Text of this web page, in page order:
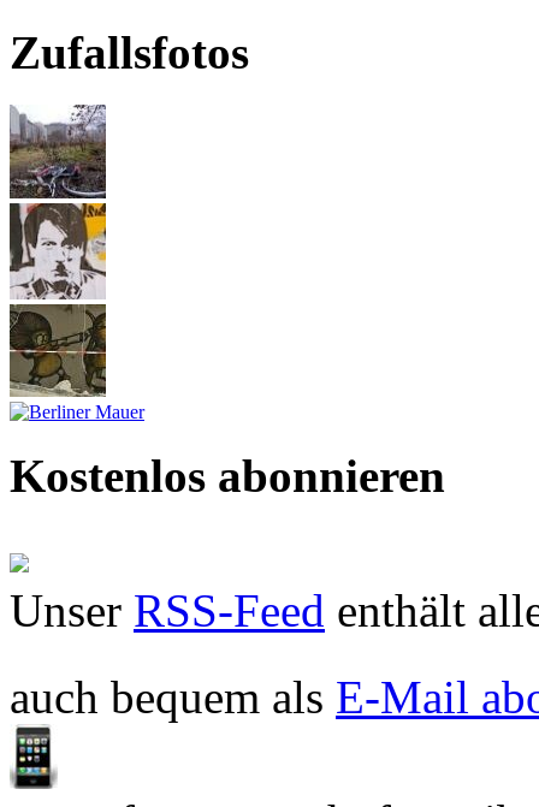
Zufallsfotos
Kostenlos abonnieren
Unser RSS-Feed enthält
auch bequem als E-Mail